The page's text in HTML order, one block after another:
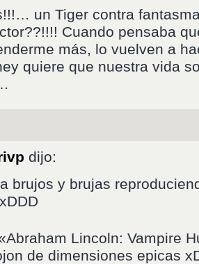
un Tiger contra
Cuando pensaba
más, lo vuelven a
quiere que nuestra vida
dijo:
brujos y brujas
Lincoln: Vampire
de dimensiones epicas